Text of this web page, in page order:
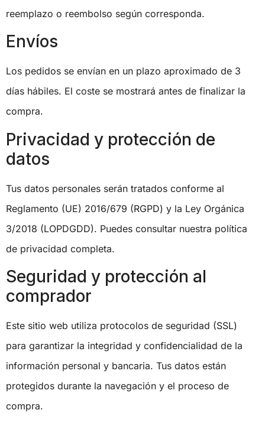
reemplazo o reembolso según corresponda.
Envíos
Los pedidos se envían en un plazo aproximado de 3
días hábiles. El coste se mostrará antes de finalizar la
compra.
Privacidad y protección de
datos
Tus datos personales serán tratados conforme al
Reglamento (UE) 2016/679 (RGPD) y la Ley Orgánica
3/2018 (LOPDGDD). Puedes consultar nuestra política
de privacidad completa.
Seguridad y protección al
comprador
Este sitio web utiliza protocolos de seguridad (SSL)
para garantizar la integridad y confidencialidad de la
información personal y bancaria. Tus datos están
protegidos durante la navegación y el proceso de
compra.